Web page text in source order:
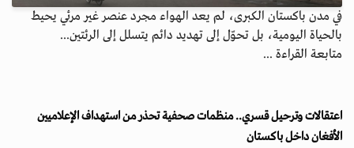
في مدن باكستان الكبرى، لم يعد الهواء مجرد عنصر غير مرئي يحيط
بالحياة اليومية، بل تحوّل إلى تهديد دائم يتسلل إلى الرئتين...
متابعة القراءة ...
اعتقالات وترحيل قسري.. منظمات صحفية تحذر من استهداف الإعلاميين
الأفغان داخل باكستان